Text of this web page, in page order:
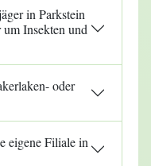
in Parkstein
Insekten und
oder
eigene Filiale in